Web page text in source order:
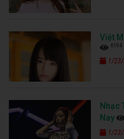
Việt
6194
1/
Nhạc
Nay
1/